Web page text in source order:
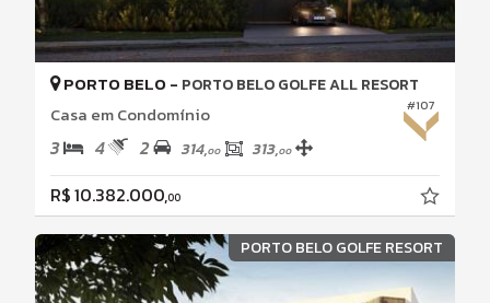
#107
PORTO BELO - PORTO BELO GOLFE ALL RESORT
Casa em Condomínio
3 4 2 314,00 313,00
R$ 10.382.000,00
PORTO BELO GOLFE RESORT